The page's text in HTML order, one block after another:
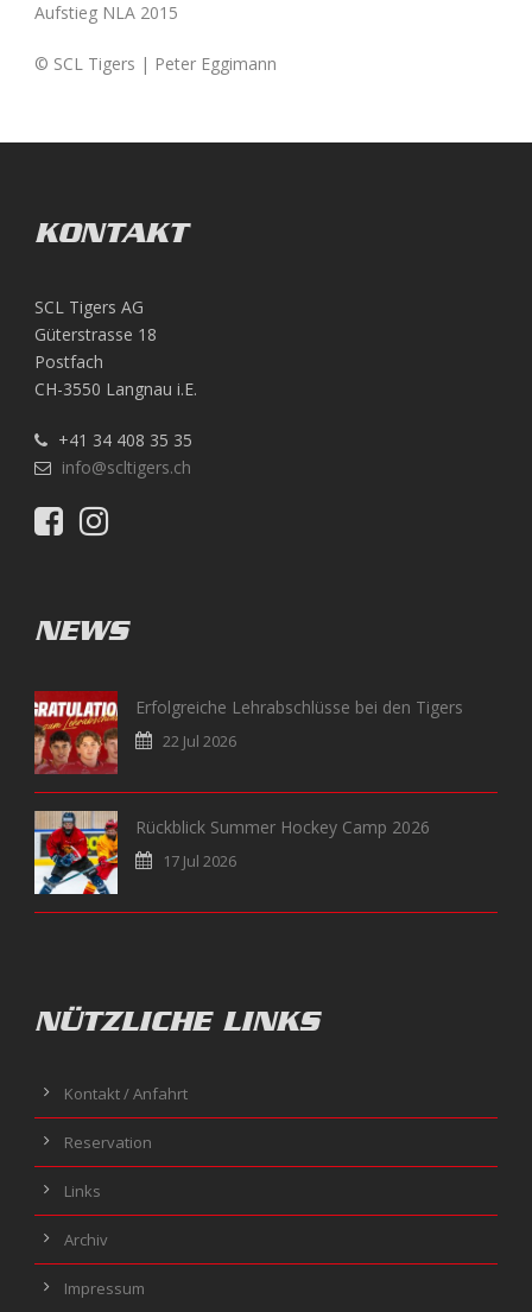
Aufstieg NLA 2015
© SCL Tigers | Peter Eggimann
KONTAKT
SCL Tigers AG
Güterstrasse 18
Postfach
CH-3550 Langnau i.E.
+41 34 408 35 35
info@scltigers.ch
NEWS
Erfolgreiche Lehrabschlüsse bei den Tigers
22 Jul 2026
Rückblick Summer Hockey Camp 2026
17 Jul 2026
NÜTZLICHE LINKS
Kontakt / Anfahrt
Reservation
Links
Archiv
Impressum